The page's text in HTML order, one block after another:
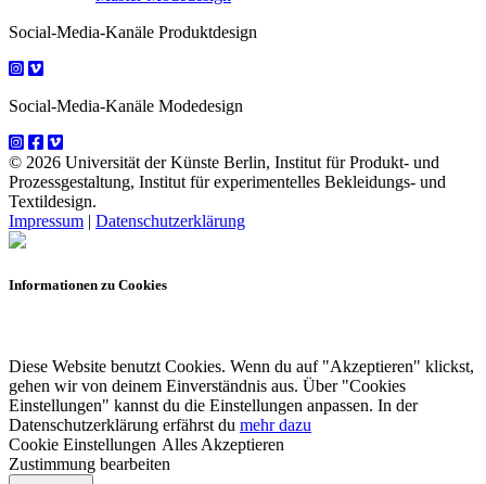
Social-Media-Kanäle Produktdesign
Social-Media-Kanäle Modedesign
© 2026 Universität der Künste Berlin, Institut für Produkt- und
Prozessgestaltung, Institut für experimentelles Bekleidungs- und
Textildesign.
Impressum | Datenschutzerklärung
Informationen zu Cookies
Diese Website benutzt Cookies. Wenn du auf "Akzeptieren" klickst,
gehen wir von deinem Einverständnis aus. Über "Cookies
Einstellungen" kannst du die Einstellungen anpassen. In der
Datenschutzerklärung erfährst du mehr dazu
Cookie Einstellungen Alles Akzeptieren
Zustimmung bearbeiten